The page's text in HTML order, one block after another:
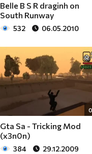
Belle B S R draginh on
South Runway
532 06.05.2010
Gta Sa - Tricking Mod
(x3n0n)
384 29.12.2009